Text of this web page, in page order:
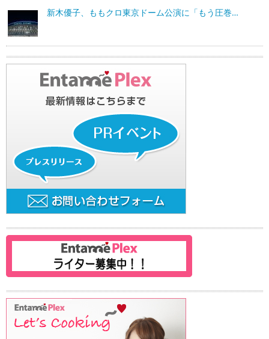
新木優子、ももクロ東京ドーム公演に「もう圧巻…